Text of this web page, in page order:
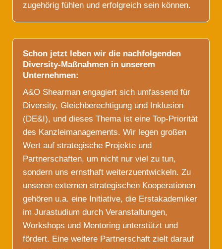
zugehörig fühlen und erfolgreich sein können.
Schon jetzt leben wir die nachfolgenden
Diversity-Maßnahmen in unserem
Unternehmen:
A&O Shearman engagiert sich umfassend für
Diversity, Gleichberechtigung und Inklusion
(DE&I), und dieses Thema ist eine Top-Priorität
des Kanzleimanagements. Wir legen großen
Wert auf strategische Projekte und
Partnerschaften, um nicht nur viel zu tun,
sondern uns ernsthaft weiterzuentwickeln. Zu
unseren externen strategischen Kooperationen
gehören u.a. eine Initiative, die Erstakademiker
im Jurastudium durch Veranstaltungen,
Workshops und Mentoring unterstützt und
fördert. Eine weitere Partnerschaft zielt darauf